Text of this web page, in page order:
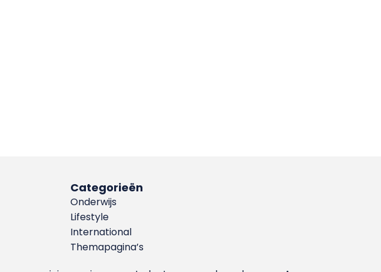
Categorieën
Onderwijs
Lifestyle
International
Themapagina’s